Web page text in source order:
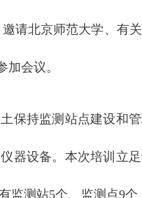
请北京师范大学、有关
会议。
保持监测站点建设和
器设备。本次培训立
监测站5个、监测点9个